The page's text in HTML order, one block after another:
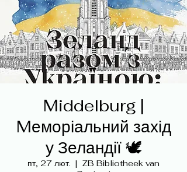
Middelburg |
Mеморіальний захід
у Зеландії 🕊️
пт, 27 лют.
  |
ZB Bibliotheek van